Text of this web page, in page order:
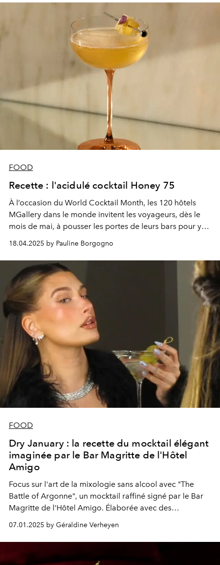
FOOD
Recette : l'acidulé cocktail Honey 75
À l’occasion du World Cocktail Month, les 120 hôtels
MGallery dans le monde invitent les voyageurs, dès le
mois de mai, à pousser les portes de leurs bars pour y
phares de leurs élixirs.
18.04.2025 by Pauline Borgogno
FOOD
Dry January : la recette du mocktail élégant
imaginée par le Bar Magritte de l'Hôtel
Amigo
Focus sur l'art de la mixologie sans alcool avec "The
Battle of Argonne", un mocktail raffiné signé par le Bar
Magritte de l'Hôtel Amigo. Élaborée avec des
équilibrées, cette création unique sublime le Dry
January avec élégance.
07.01.2025 by Géraldine Verheyen